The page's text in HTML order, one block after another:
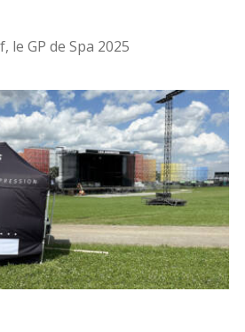
le GP de Spa 2025